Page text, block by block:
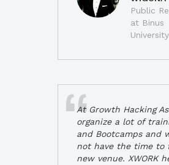
Public
at Binus
University
At Growth Hacking
organize a lot of
and Bootcamps and
not have the time to
new venue. XWORK